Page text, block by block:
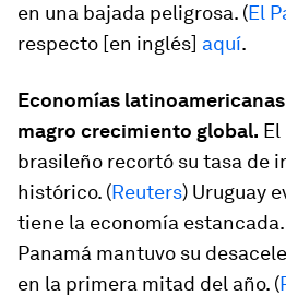
en una bajada peligrosa. (El
respecto [en inglés] aquí.
Economías
magro crecimiento global.
brasileño recortó su tasa de
histórico. (Reuters) Uruguay
tiene la economía estancada.
Panamá mantuvo su
en la primera mitad del año. (